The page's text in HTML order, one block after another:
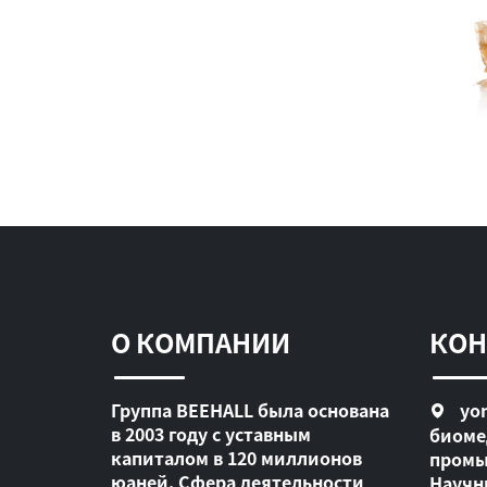
О КОМПАНИИ
Группа BEEHALL была основана
в 2003 году с уставным
капиталом в 120 миллионов
юаней. Сфера деятельности